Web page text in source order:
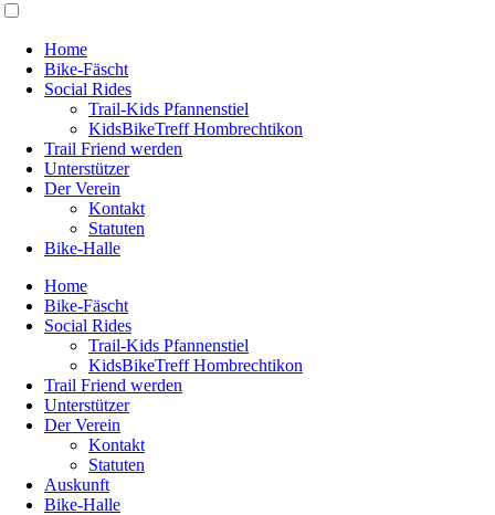
Home
Bike-Fäscht
Social Rides
Trail-Kids Pfannenstiel
KidsBikeTreff Hombrechtikon
Trail Friend werden
Unterstützer
Der Verein
Kontakt
Statuten
Bike-Halle
Home
Bike-Fäscht
Social Rides
Trail-Kids Pfannenstiel
KidsBikeTreff Hombrechtikon
Trail Friend werden
Unterstützer
Der Verein
Kontakt
Statuten
Auskunft
Bike-Halle